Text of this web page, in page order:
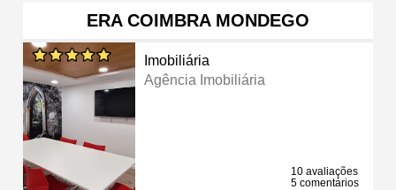
ERA COIMBRA MONDEGO
Imobiliária
Agência Imobiliária
10 avaliações
5 comentários